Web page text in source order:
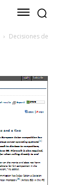
Decisiones de